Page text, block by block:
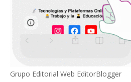
Grupo Editorial Web EditorBlogger